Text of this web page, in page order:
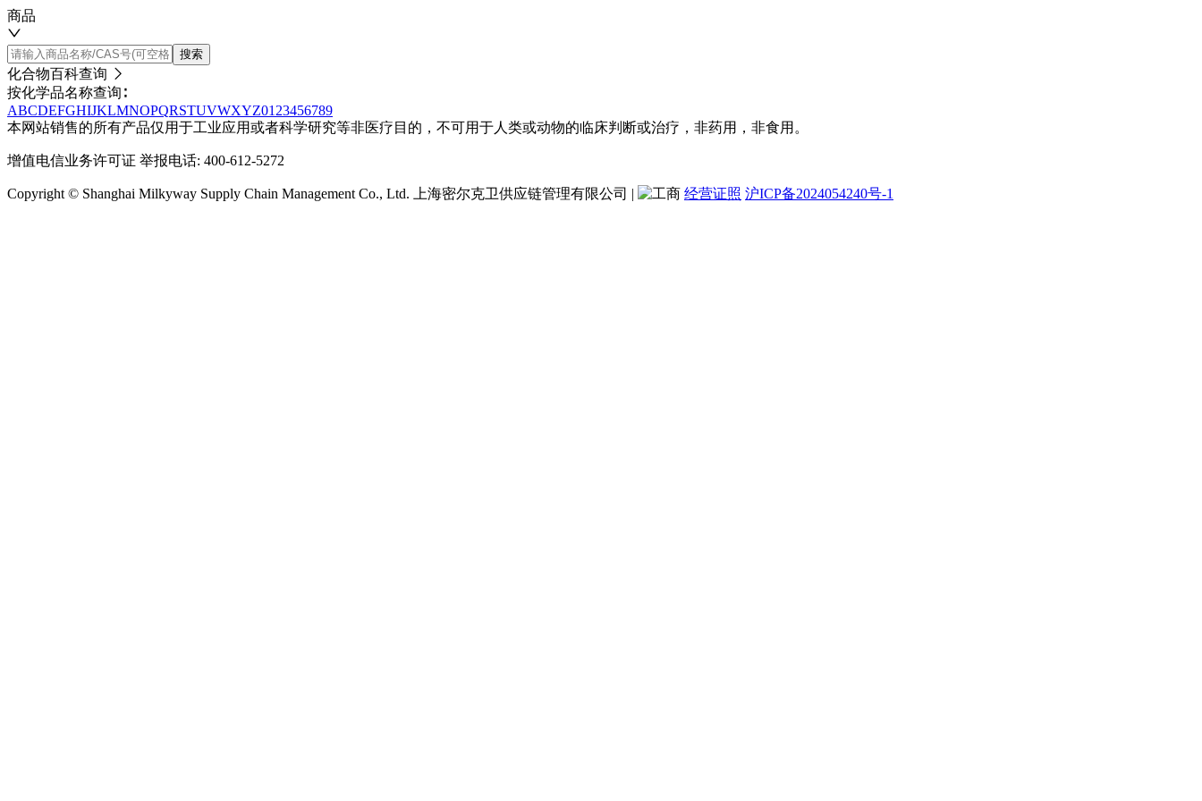
商品
搜索
化合物百科查询
按化学品名称查询∶
ABCDEFGHIJKLMNOPQRSTUVWXYZ01 23456789
本网站销售的所有产品仅用于工业应用或者科学研究等非医疗目的，不可用于人类或动物的临床判断或治疗，非药用，非食用。
增值电信业务许可证 举报电话: 400-612-5272
Copyright © Shanghai Milkyway Supply Chain Management Co., Ltd. 上海密尔克卫供应链管理有限公司 | 经营证照 沪ICP备2024054240号-1